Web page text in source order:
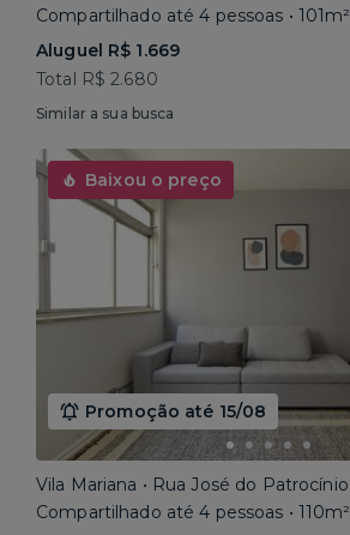
Compartilhado até 4 pessoas • 101m²
Aluguel R$ 1.669
Total R$ 2.680
Similar a sua busca
Baixou o preço
Promoção até 15/08
Vila Mariana • Rua José do Patrocínio
Compartilhado até 4 pessoas • 110m²